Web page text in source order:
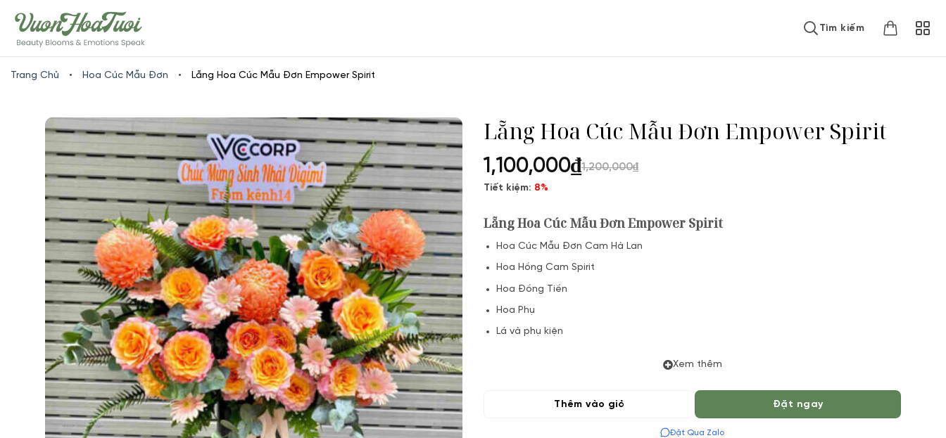
to
content
Tìm kiếm
Trang Chủ • Hoa Cúc Mẫu Đơn • Lẵng Hoa Cúc Mẫu Đơn Empower Spirit
Lẵng Hoa Cúc Mẫu Đơn Empower Spirit
1,100,000₫1,200,000₫
Tiết kiệm: 8%
Lẵng Hoa Cúc Mẫu Đơn Empower Spirit
Hoa Cúc Mẫu Đơn Cam Hà Lan
Hoa Hồng Cam Spirit
Hoa Đồng Tiền
Hoa Phụ
Lá và phụ kiện
(*) Vườn Hoa Tươi đảm bảo phong cách cắm, tone màu sắc. Nếu có thay đổi về Hoa
Xem thêm
Thêm vào giỏ Đặt ngay
Đặt Qua Zalo